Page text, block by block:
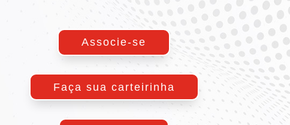
Associe-se
Faça sua carteirinha